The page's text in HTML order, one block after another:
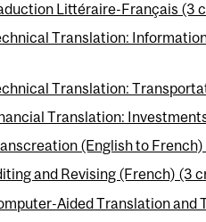
Littéraire-Français (3
Translation:
Translation:
Translation:
(English to French)
and Revising (French) (3
Aided Translation and